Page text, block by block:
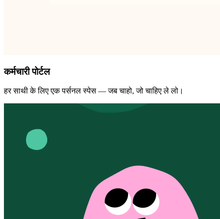
कर्मचारी पोर्टल
हर साथी के लिए एक पर्सनल स्पेस — जब चाहो, जो चाहिए ले लो।